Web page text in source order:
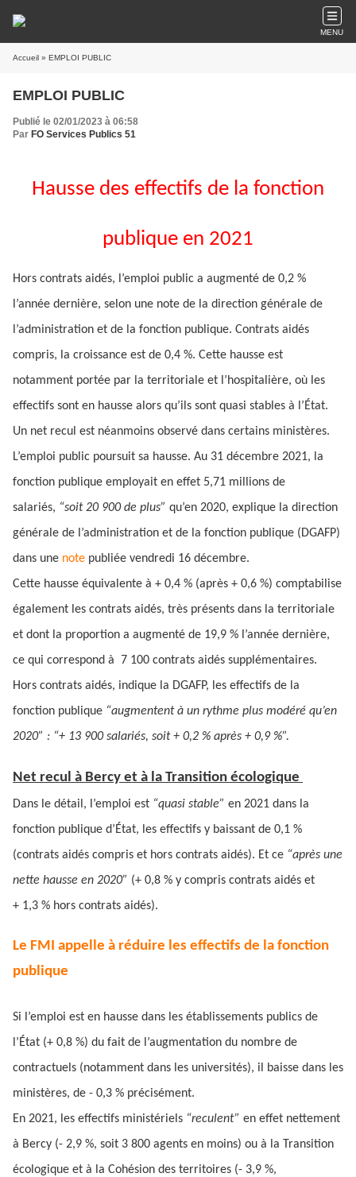
MENU
Accueil » EMPLOI PUBLIC
EMPLOI PUBLIC
Publié le 02/01/2023 à 06:58
Par FO Services Publics 51
Hausse des effectifs de la fonction
publique en 2021
Hors contrats aidés, l’emploi public a augmenté de 0,2 %
l’année dernière, selon une note de la direction générale de
l’administration et de la fonction publique. Contrats aidés
compris, la croissance est de 0,4 %. Cette hausse est
notamment portée par la territoriale et l’hospitalière, où les
effectifs sont en hausse alors qu’ils sont quasi stables à l’État.
Un net recul est néanmoins observé dans certains ministères.
L’emploi public poursuit sa hausse. Au 31 décembre 2021, la
fonction publique employait en effet 5,71 millions de
salariés, “soit 20 900 de plus” qu’en 2020, explique la direction
générale de l’administration et de la fonction publique (DGAFP)
dans une note publiée vendredi 16 décembre.
Cette hausse équivalente à + 0,4 % (après + 0,6 %) comptabilise
également les contrats aidés, très présents dans la territoriale
et dont la proportion a augmenté de 19,9 % l’année dernière,
ce qui correspond à 7 100 contrats aidés supplémentaires.
Hors contrats aidés, indique la DGAFP, les effectifs de la
fonction publique “augmentent à un rythme plus modéré qu’en
2020” : “+ 13 900 salariés, soit + 0,2 % après + 0,9 %”.
Net recul à Bercy et à la Transition écologique
Dans le détail, l’emploi est “quasi stable” en 2021 dans la
fonction publique d’État, les effectifs y baissant de 0,1 %
(contrats aidés compris et hors contrats aidés). Et ce “après une
nette hausse en 2020” (+ 0,8 % y compris contrats aidés et
+ 1,3 % hors contrats aidés).
Le FMI appelle à réduire les effectifs de la fonction
publique
Si l’emploi est en hausse dans les établissements publics de
l’État (+ 0,8 %) du fait de l’augmentation du nombre de
contractuels (notamment dans les universités), il baisse dans les
ministères, de - 0,3 % précisément.
En 2021, les effectifs ministériels “reculent” en effet nettement
à Bercy (- 2,9 %, soit 3 800 agents en moins) ou à la Transition
écologique et à la Cohésion des territoires (- 3,9 %,